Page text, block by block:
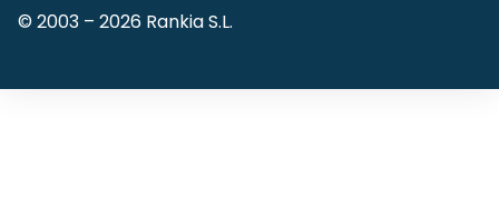
© 2003 – 2026 Rankia S.L.